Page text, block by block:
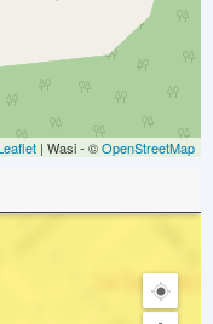
| Wasi - ©OpenStreetMap